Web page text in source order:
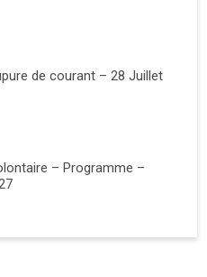
de courant – 28 Juillet
– Programme –